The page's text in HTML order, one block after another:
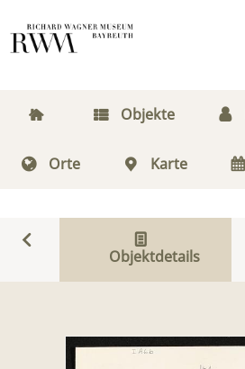
Objekte
Orte Karte
Objektdetails